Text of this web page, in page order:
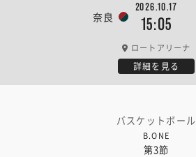
奈良
2026.10.17
15:05
ロートアリーナ
詳細を見る
バスケットボール
B.ONE
第3節